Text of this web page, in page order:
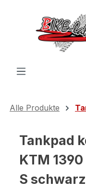
Zum Hauptinhalt
Alle Produkte
Tankpad
KTM
S